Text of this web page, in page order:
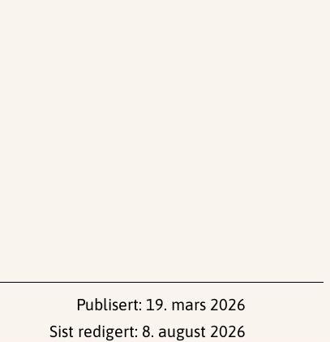
Publisert: 19. mars 2026
Sist redigert: 8. august 2026